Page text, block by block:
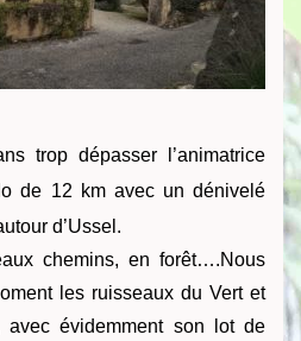
trop dépasser l’animatrice
de 12 km avec un dénivelé
d’Ussel.
chemins, en forêt….Nous
les ruisseaux du Vert et
évidemment son lot de